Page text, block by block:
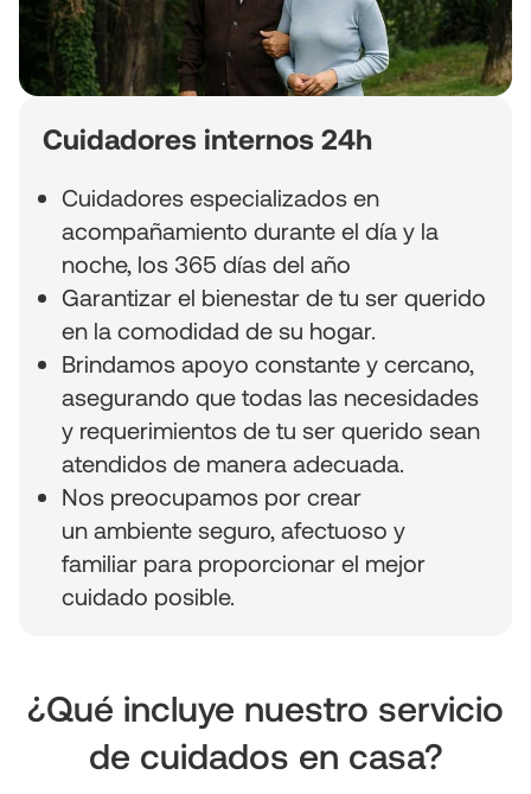
Cuidadores internos 24h
Cuidadores especializados en
acompañamiento durante el día y la
noche, los 365 días del año
Garantizar el bienestar de tu ser querido
en la comodidad de su hogar.
Brindamos apoyo constante y cercano,
asegurando que todas las necesidades
y requerimientos de tu ser querido sean
atendidos de manera adecuada.
Nos preocupamos por crear
un ambiente seguro, afectuoso y
familiar para proporcionar el mejor
cuidado posible.
¿Qué incluye nuestro servicio
de cuidados en casa?